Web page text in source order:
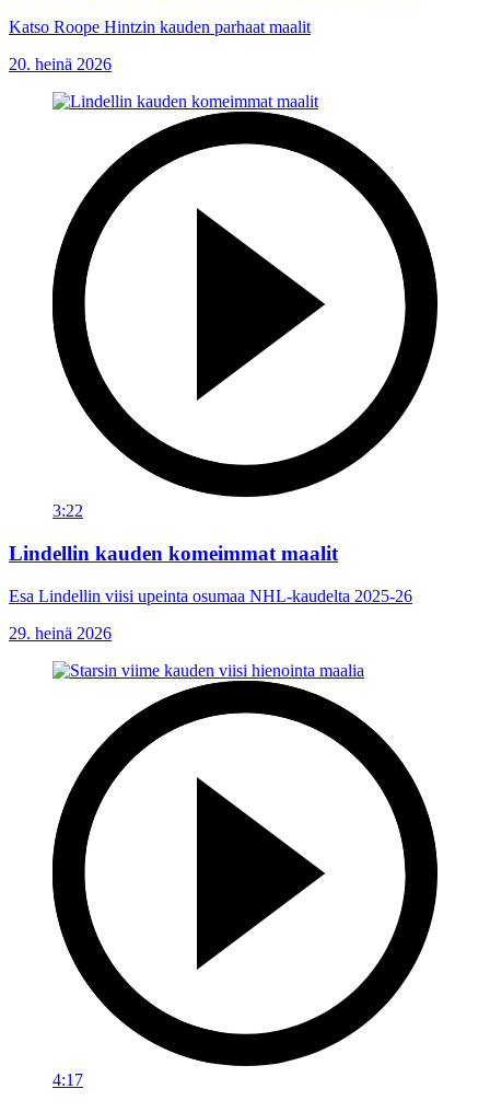
Katso Roope Hintzin kauden parhaat maalit
20. heinä 2026
3:22
Lindellin kauden komeimmat maalit
Esa Lindellin viisi upeinta osumaa NHL-kaudelta 2025-26
29. heinä 2026
4:17